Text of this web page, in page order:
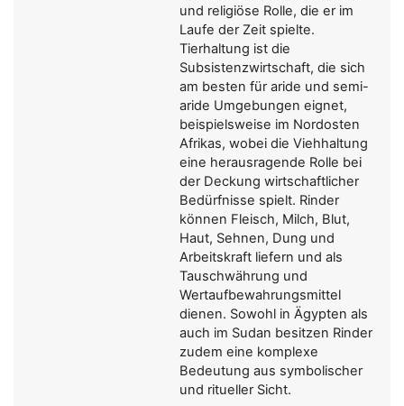
und religiöse Rolle, die er im
Laufe der Zeit spielte.
Tierhaltung ist die
Subsistenzwirtschaft, die sich
am besten für aride und semi-
aride Umgebungen eignet,
beispielsweise im Nordosten
Afrikas, wobei die Viehhaltung
eine herausragende Rolle bei
der Deckung wirtschaftlicher
Bedürfnisse spielt. Rinder
können Fleisch, Milch, Blut,
Haut, Sehnen, Dung und
Arbeitskraft liefern und als
Tauschwährung und
Wertaufbewahrungsmittel
dienen. Sowohl in Ägypten als
auch im Sudan besitzen Rinder
zudem eine komplexe
Bedeutung aus symbolischer
und ritueller Sicht.